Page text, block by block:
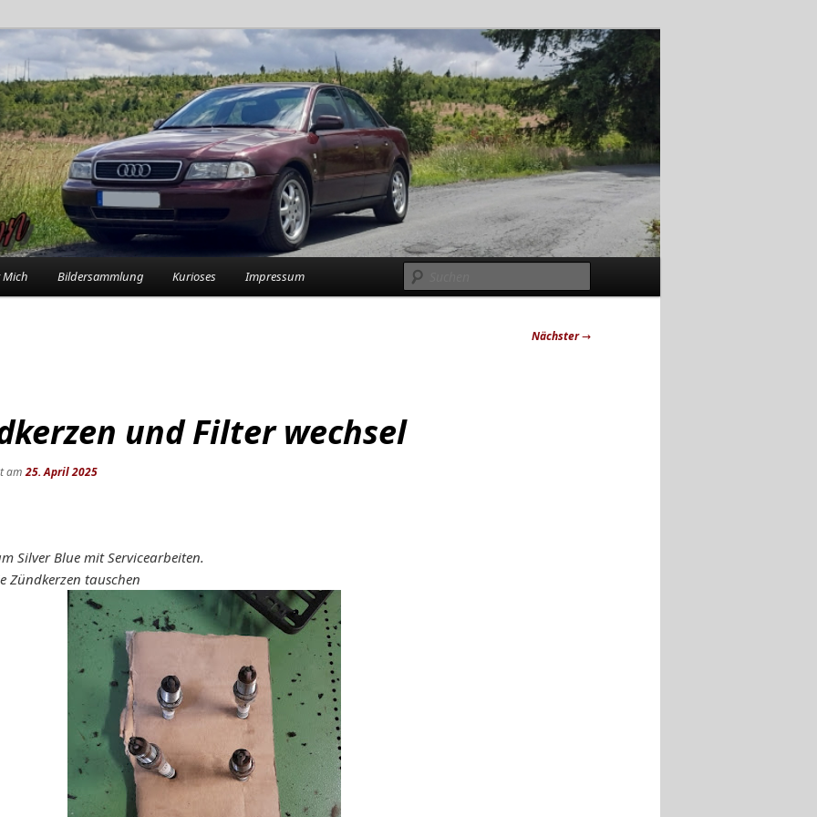
in der Garage
Bildersammlung Kurioses Impressum
Nächster→
und Filter wechsel
am25. April 2025
Silver Blue mit Servicearbeiten.
Zündkerzen tauschen